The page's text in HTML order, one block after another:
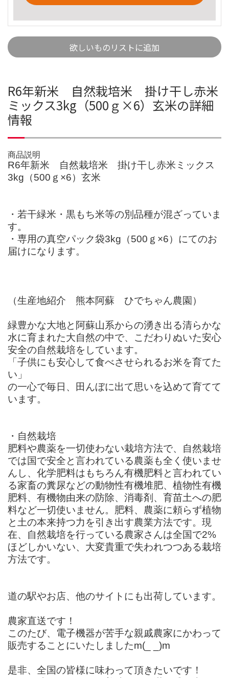
欲しいものリストに追加
R6年新米 自然栽培米 掛け干し赤米
ミックス3kg（500ｇ×6）玄米の詳細
情報
商品説明
R6年新米 自然栽培米 掛け干し赤米ミックス
3kg（500ｇ×6）玄米
・若干緑米・黒もち米等の別品種が混ざっていま
す。
・専用の真空パック袋3kg（500ｇ×6）にてのお
届けになります。
（生産地紹介 熊本阿蘇 ひでちゃん農園）
緑豊かな大地と阿蘇山系からの湧き出る清らかな
水に育まれた大自然の中で、こだわりぬいた安心
安全の自然栽培をしています。
「子供にも安心して食べさせられるお米を育てた
い」
の一心で毎日、田んぼに出て思いを込めて育てて
います。
・自然栽培
肥料や農薬を一切使わない栽培方法で、自然栽培
では国で安全と言われている農薬も全く使いませ
んし、化学肥料はもちろん有機肥料と言われてい
る家畜の糞尿などの動物性有機堆肥、植物性有機
肥料、有機物由来の防除、消毒剤、育苗土への肥
料など一切使いません。肥料、農薬に頼らず植物
と土の本来持つ力を引き出す農業方法です。現
在、自然栽培を行っている農家さんは全国で2%
ほどしかいない、大変貴重で失われつつある栽培
方法です。
道の駅やお店、他のサイトにも出荷しています。
農家直送です！
このたび、電子機器が苦手な親戚農家にかわって
販売することにいたしましたm(_ _)m
是非、全国の皆様に味わって頂きたいです！